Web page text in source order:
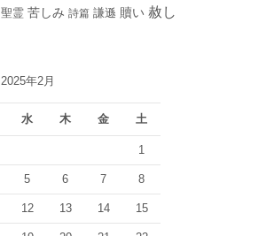
聖霊 苦しみ 詩篇 謙遜 贖い 赦し
2025年2月
水 木 金 土
1
5 6 7 8
12 13 14 15